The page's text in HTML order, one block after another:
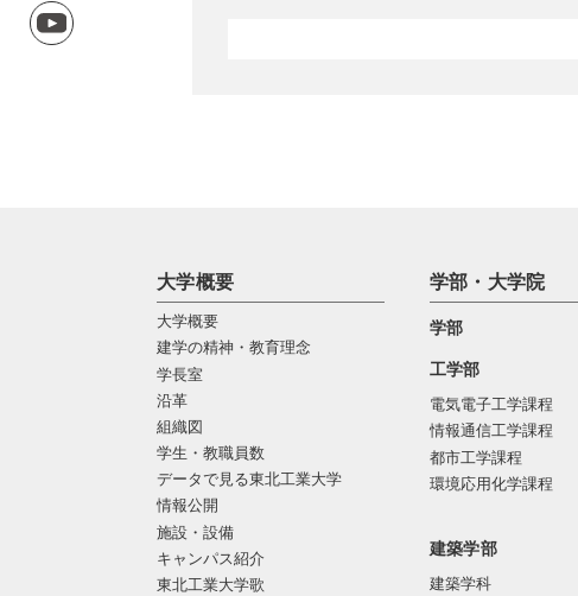
大学概要
大学概要
建学の精神・教育理念
学長室
沿革
組織図
学生・教職員数
データで見る東北工業大学
情報公開
施設・設備
キャンパス紹介
東北工業大学歌
学部・大学院
学部
工学部
電気電子工学課程
情報通信工学課程
都市工学課程
環境応用化学課程
建築学部
建築学科